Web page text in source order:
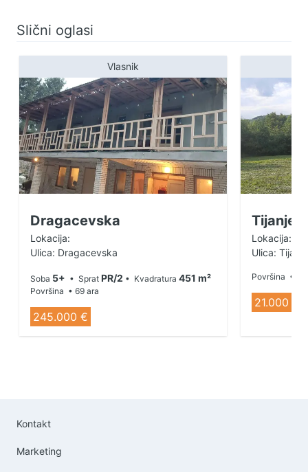
Slični oglasi
Vlasnik
Dragacevska
Lokacija:
Ulica: Dragacevska
Soba 5+ • Sprat PR/2 • Kvadratura 451 m²
Površina • 69 ara
245.000 €
Tijanje
Lokacija:
Ulica: Tijanje
Površina •
21.000 €
Kontakt
Marketing